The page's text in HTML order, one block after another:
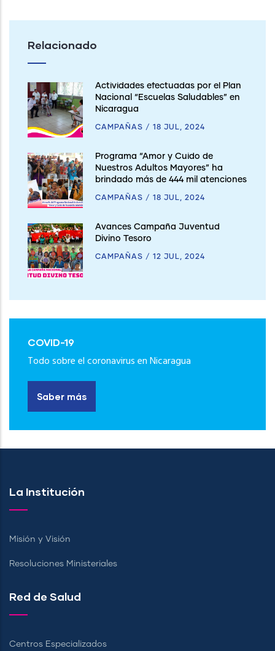
Relacionado
Actividades efectuadas por el Plan
Nacional “Escuelas Saludables” en
Nicaragua
CAMPAÑAS / 18 JUL, 2024
Programa “Amor y Cuido de
Nuestros Adultos Mayores” ha
brindado más de 444 mil atenciones
CAMPAÑAS / 18 JUL, 2024
Avances Campaña Juventud
Divino Tesoro
CAMPAÑAS / 12 JUL, 2024
COVID-19
Todo sobre el coronavirus en Nicaragua
Saber más
La Institución
Misión y Visión
Resoluciones Ministeriales
Red de Salud
Centros Especializados